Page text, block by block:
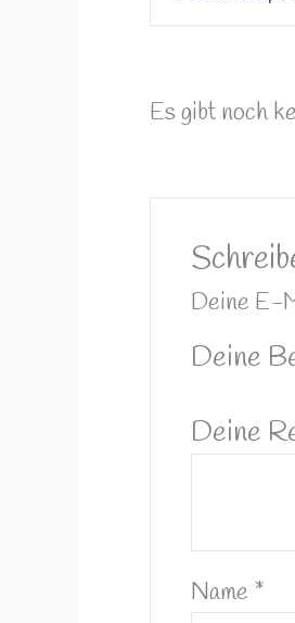
Es gibt noch
Deine E-
Deine
Deine
Name *